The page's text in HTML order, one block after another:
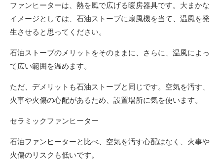
ファンヒーターは、熱を風で広げる暖房器具です。大まかな
イメージとしては、石油ストーブに扇風機を当て、温風を発
生させると思ってください。
石油ストーブのメリットをそのままに、さらに、温風によっ
て広い範囲を温めます。
ただ、デメリットも石油ストーブと同じです。空気を汚す、
火事や火傷の心配があるため、設置場所に気を使います。
セラミックファンヒーター
石油ファンヒーターと比べ、空気を汚す心配はなく、火事や
火傷のリスクも低いです。